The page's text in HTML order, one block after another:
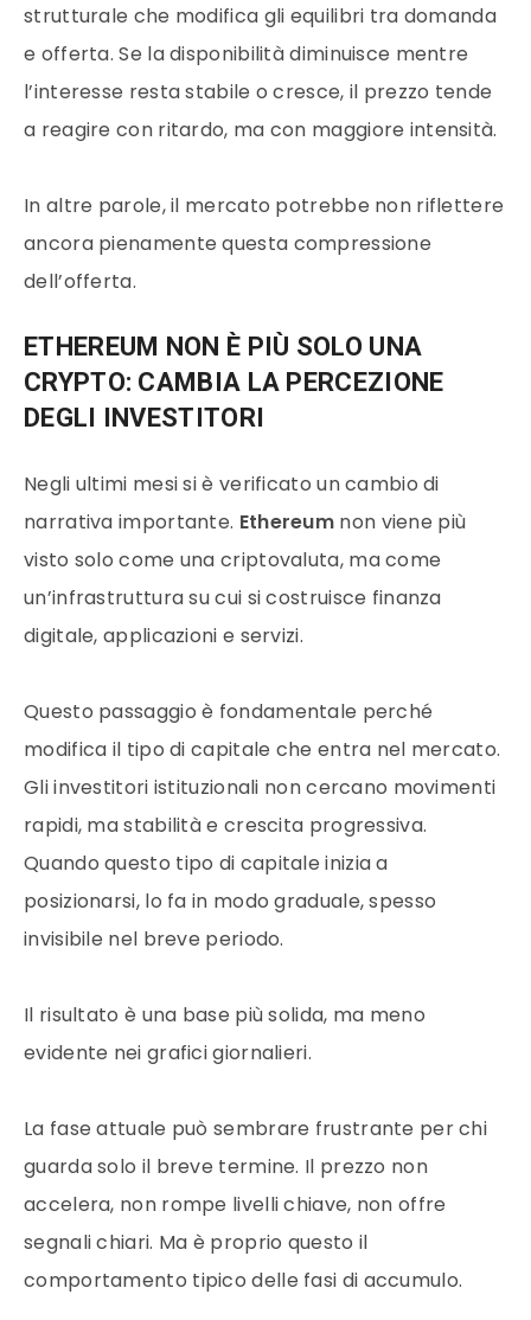
strutturale che modifica gli equilibri tra domanda
e offerta. Se la disponibilità diminuisce mentre
l’interesse resta stabile o cresce, il prezzo tende
a reagire con ritardo, ma con maggiore intensità.
In altre parole, il mercato potrebbe non riflettere
ancora pienamente questa compressione
dell’offerta.
ETHEREUM NON È PIÙ SOLO UNA
CRYPTO: CAMBIA LA PERCEZIONE
DEGLI INVESTITORI
Negli ultimi mesi si è verificato un cambio di
narrativa importante. Ethereum non viene più
visto solo come una criptovaluta, ma come
un’infrastruttura su cui si costruisce finanza
digitale, applicazioni e servizi.
Questo passaggio è fondamentale perché
modifica il tipo di capitale che entra nel mercato.
Gli investitori istituzionali non cercano movimenti
rapidi, ma stabilità e crescita progressiva.
Quando questo tipo di capitale inizia a
posizionarsi, lo fa in modo graduale, spesso
invisibile nel breve periodo.
Il risultato è una base più solida, ma meno
evidente nei grafici giornalieri.
La fase attuale può sembrare frustrante per chi
guarda solo il breve termine. Il prezzo non
accelera, non rompe livelli chiave, non offre
segnali chiari. Ma è proprio questo il
comportamento tipico delle fasi di accumulo.